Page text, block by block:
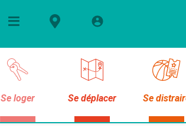
Se loger Se déplacer Se